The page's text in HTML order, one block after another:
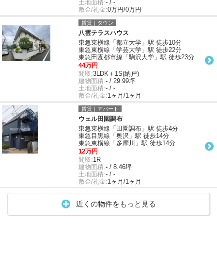
土地面積:- / -
敷金/礼金:0万円/0万円
賃貸｜タウン
八雲テラスハウス
東急東横線「都立大学」駅 徒歩10分
東急東横線「学芸大学」駅 徒歩22分
東急田園都市線「駒沢大学」駅 徒歩23分
44万円
間取:3LDK＋1S(納戸)
建物面積:- / 29.99坪
土地面積:- / -
敷金/礼金:1ヶ月/1ヶ月
賃貸｜アパート
ウェル田園調布
東急東横線「田園調布」駅 徒歩4分
東急目黒線「奥沢」駅 徒歩14分
東急東横線「多摩川」駅 徒歩14分
12万円
間取:1R
建物面積:- / 8.46坪
土地面積:- / -
敷金/礼金:1ヶ月/1ヶ月
近くの物件をもっと見る